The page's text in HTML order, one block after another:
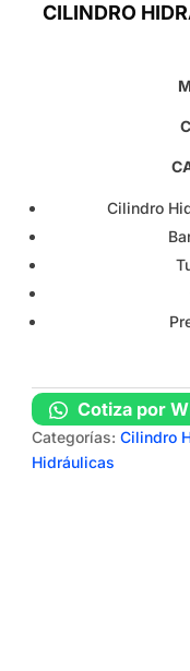
CILINDRO
Cilindro
Cotiza por
Categorías:Cilindro
Hidráulicas